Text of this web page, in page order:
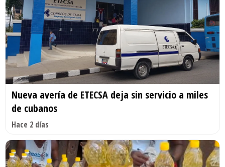
Nueva avería de ETECSA deja sin servicio a miles
de cubanos
Hace 2 días